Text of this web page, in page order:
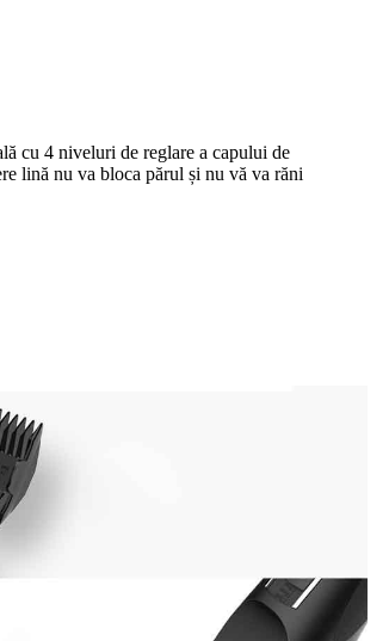
cu 4 niveluri de reglare a capului de
lină nu va bloca părul și nu vă va răni